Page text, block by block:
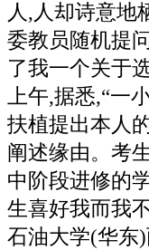
人,人却诗意地
委教员随机提
了我一个关于
上午,据悉,“一
扶植提出本人
阐述缘由。考
中阶段进修的
生喜好我而我
石油大学(华东